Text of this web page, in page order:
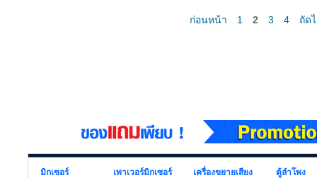
ก่อนหน้า 1 2 3 4 ถัด
มิกเซอร์ เพาเวอร์มิกเซอร์ เครื่องขยายเสียง ตู้ลำโพง